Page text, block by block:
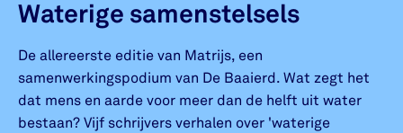
Waterige samenstelsels
De allereerste editie van Matrijs, een
samenwerkingspodium van De Baaierd. Wat zegt het
dat mens en aarde voor meer dan de helft uit water
bestaan? Vijf schrijvers verhalen over 'waterige